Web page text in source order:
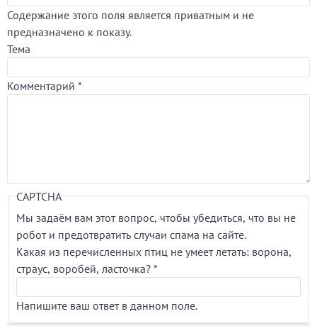
Содержание этого поля является приватным и не
предназначено к показу.
Тема
Комментарий *
CAPTCHA
Мы задаём вам этот вопрос, чтобы убедиться, что вы не
робот и предотвратить случаи спама на сайте.
Какая из перечисленных птиц не умеет летать: ворона,
страус, воробей, ласточка? *
Напишите ваш ответ в данном поле.